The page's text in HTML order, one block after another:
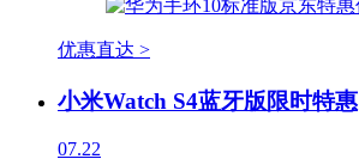
优惠直达 >
小米Watch S4蓝牙版限时特惠
07.22